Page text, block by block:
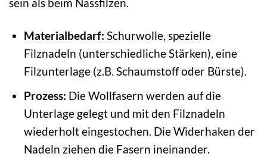
Materialbedarf: Schurwolle, spezielle
Filznadeln (unterschiedliche Stärken), eine
Filzunterlage (z.B. Schaumstoff oder Bürste).
Prozess: Die Wollfasern werden auf die
Unterlage gelegt und mit den Filznadeln
wiederholt eingestochen. Die Widerhaken der
Nadeln ziehen die Fasern ineinander.